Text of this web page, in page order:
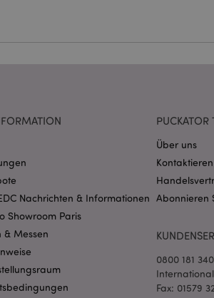
Nachrichten & Informationen
Showroom Paris
& Messen
PUCKATOR
Über uns
Abonnieren
0800 181
Fax: 01579
PHPSESSID
mage-messages